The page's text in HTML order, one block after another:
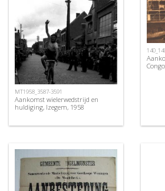
MT1958_3587-3591
Aankomst wielerwedstrijd en
huldiging, Izegem, 1958